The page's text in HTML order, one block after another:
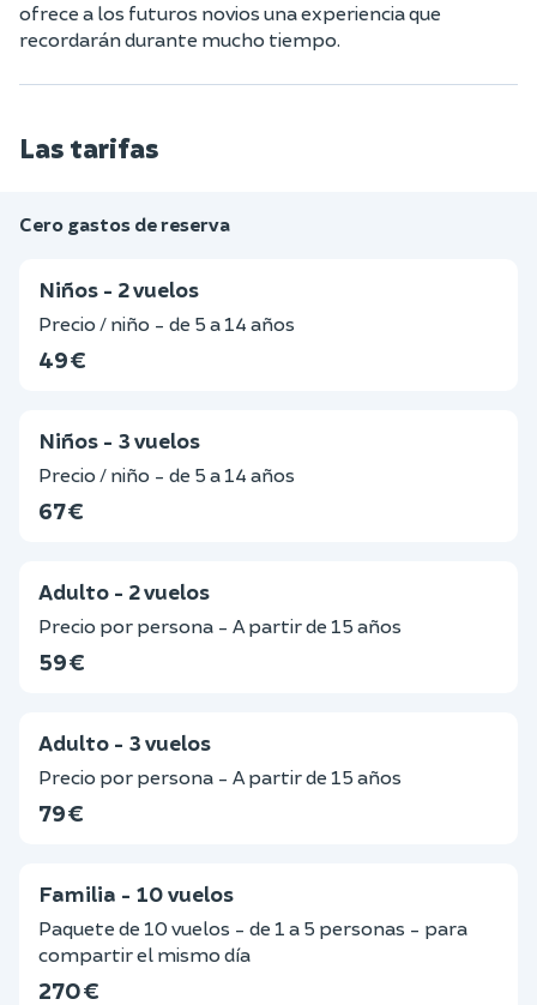
ofrece a los futuros novios una experiencia que
recordarán durante mucho tiempo.
Las tarifas
Cero gastos de reserva
Niños - 2 vuelos
Precio / niño - de 5 a 14 años
49 €
Niños - 3 vuelos
Precio / niño - de 5 a 14 años
67 €
Adulto - 2 vuelos
Precio por persona - A partir de 15 años
59 €
Adulto - 3 vuelos
Precio por persona - A partir de 15 años
79 €
Familia - 10 vuelos
Paquete de 10 vuelos - de 1 a 5 personas - para
compartir el mismo día
270 €